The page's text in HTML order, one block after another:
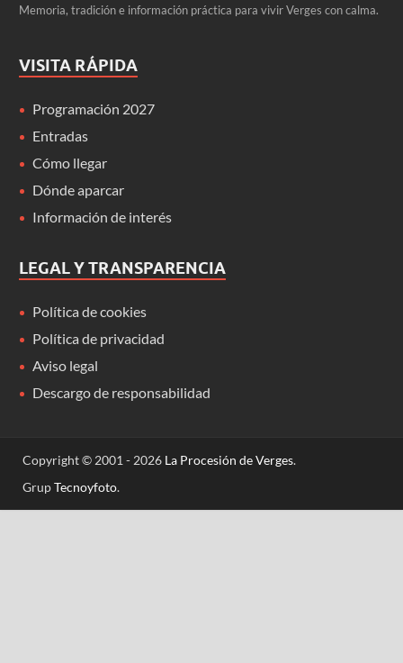
Memoria, tradición e información práctica para vivir Verges con calma.
VISITA RÁPIDA
Programación 2027
Entradas
Cómo llegar
Dónde aparcar
Información de interés
LEGAL Y TRANSPARENCIA
Política de cookies
Política de privacidad
Aviso legal
Descargo de responsabilidad
Copyright © 2001 - 2026 La Procesión de Verges.
GrupTecnoyfoto.